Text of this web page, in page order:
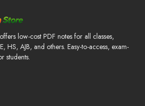
low-cost PDF notes for all classes,
HS, AJB, and others. Easy-to-access, exam-
students.